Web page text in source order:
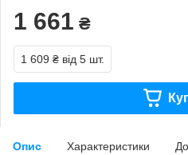
1 661 ₴
1 609 ₴ від 5 шт.
Опис Характеристики